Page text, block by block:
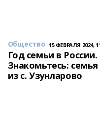
Общество 15 ФЕВРАЛЯ 2024,
Год семьи в России.
Знакомьтесь:
из с. Узунларово